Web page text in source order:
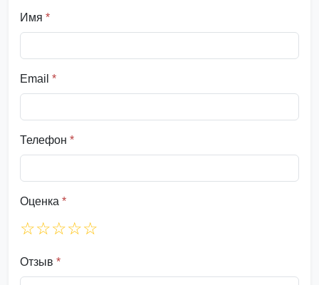
Имя *
Email *
Телефон *
Оценка *
☆☆☆☆☆
Отзыв *